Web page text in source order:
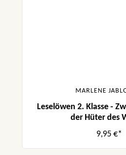
MARLENE
Leselöwen 2. Klasse -
der Hüter des
9,95 €*